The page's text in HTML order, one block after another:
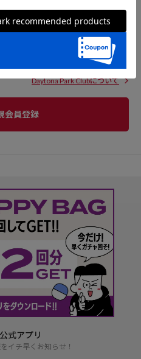
Daytona Park Clubについて
会員登録
式アプリ
イチ早くお知らせ！